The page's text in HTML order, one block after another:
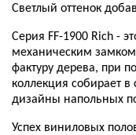
Светлый оттенок
Серия FF-1900 Rich -
механическим
фактуру дерева, при
коллекция собирает
дизайны напольных
Успех виниловых